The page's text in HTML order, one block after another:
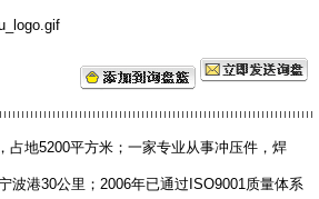
占地5200平方米；一家专业从事冲压件，焊
波港30公里；2006年已通过ISO9001质量体系